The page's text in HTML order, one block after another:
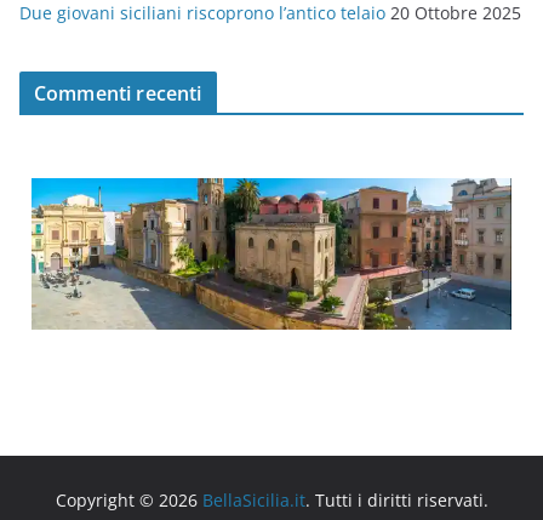
Due giovani siciliani riscoprono l’antico telaio 20 Ottobre 2025
Commenti recenti
Copyright © 2026 BellaSicilia.it. Tutti i diritti riservati.